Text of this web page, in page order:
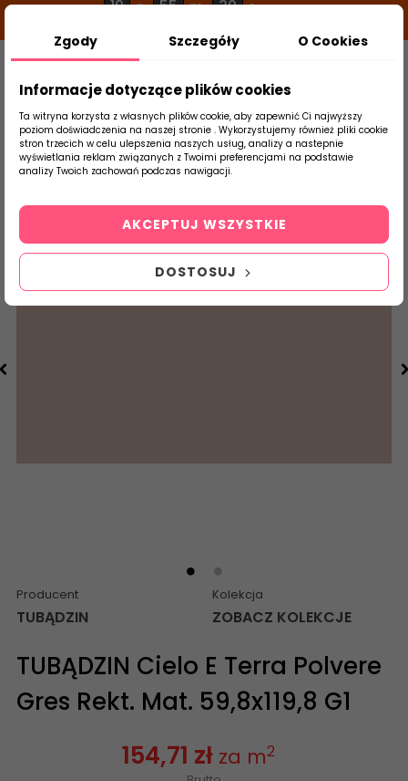
19 g 55 m 30 s
Szukaj
produktu
Strona Główna Salon / Taras Tubądzin
Producent
TUBĄDZIN
Kolekcja
ZOBACZ KOLEKCJE
TUBĄDZIN Cielo E Terra Polvere
Gres Rekt. Mat. 59,8x119,8 G1
154,71 zł za m2
Zgody Szczegóły O Cookies
Informacje dotyczące plików cookies
Ta witryna korzysta z własnych plików cookie, aby zapewnić Ci najwyższy
poziom doświadczenia na naszej stronie . Wykorzystujemy również pliki cookie
stron trzecich w celu ulepszenia naszych usług, analizy a nastepnie
wyświetlania reklam związanych z Twoimi preferencjami na podstawie
analizy Twoich zachowań podczas nawigacji.
DOSTOSUJ
AKCEPTUJ WSZYSTKIE